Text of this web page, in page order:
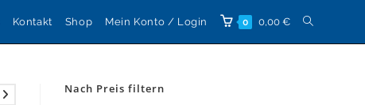
Kontakt Shop Mein Konto / Login 0 0,00 € Website-
Nach Preis filtern